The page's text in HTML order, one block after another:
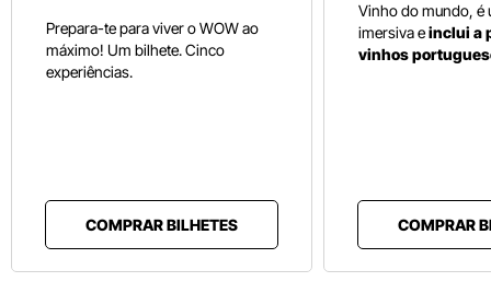
Prepara-te para viver o WOW ao
máximo! Um bilhete. Cinco
experiências.
COMPRAR BILHETES
Vinho do mundo, é
imersiva einclui a
vinhos
COMPRAR